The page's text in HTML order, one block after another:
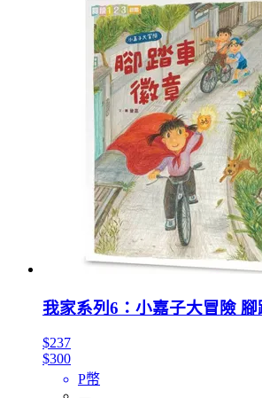
我家系列6：小嘉子大冒險
$237
$300
P幣